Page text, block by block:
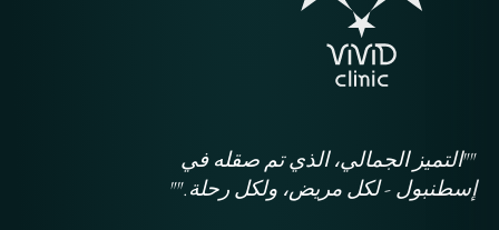
""التميز الجمالي، الذي تم صقله في
إسطنبول - لكل مريض، ولكل رحلة.""